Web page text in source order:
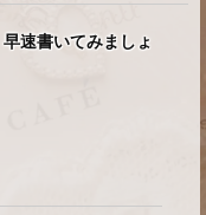
速書いてみましょ